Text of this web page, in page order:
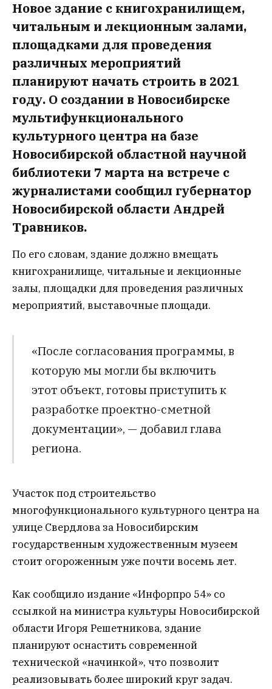
Новое здание с книгохранилищем,
читальным и лекционным залами,
площадками для проведения
различных мероприятий
планируют начать строить в 2021
году. О создании в Новосибирске
мультифункционального
культурного центра на базе
Новосибирской областной научной
библиотеки 7 марта на встрече с
журналистами сообщил губернатор
Новосибирской области Андрей
Травников.
По его словам, здание должно вмещать
книгохранилище, читальные и лекционные
залы, площадки для проведения различных
мероприятий, выставочные площади.
«После согласования программы, в
которую мы могли бы включить
этот объект, готовы приступить к
разработке проектно-сметной
документации», — добавил глава
региона.
Участок под строительство
многофункционального культурного центра на
улице Свердлова за Новосибирским
государственным художественным музеем
стоит огороженным уже почти восемь лет.
Как сообщило издание «Инфорпро 54» со
ссылкой на министра культуры Новосибирской
области Игоря Решетникова, здание
планируют оснастить современной
технической «начинкой», что позволит
реализовывать более широкий круг задач.